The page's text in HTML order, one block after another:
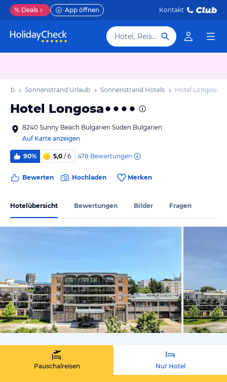
% Deals App öffnen Kontakt
Hotel, Reiseziel
Sonnenstrand Urlaub Sonnenstrand Hotels Hotel Longosa
Hotel Longosa
8240 Sunny Beach Bulgarien Süden Bulgarien
Auf Karte anzeigen
90% 5,0 / 6 478 Bewertungen
Bewerten Hochladen Merken
Hotelübersicht Bewertungen Bilder Fragen
vom
Pauschalreisen Nur Hotel